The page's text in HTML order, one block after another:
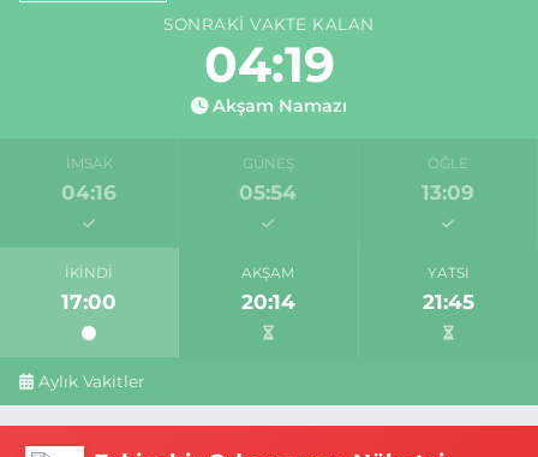
SONRAKI VAKTE KALAN
04:18
Akşam Namazı
İMSAK
04:16
GÜNEŞ
05:54
ÖĞLE
13:09
İKINDI
17:00
AKŞAM
20:14
YATSI
21:45
Aylık Vakitler